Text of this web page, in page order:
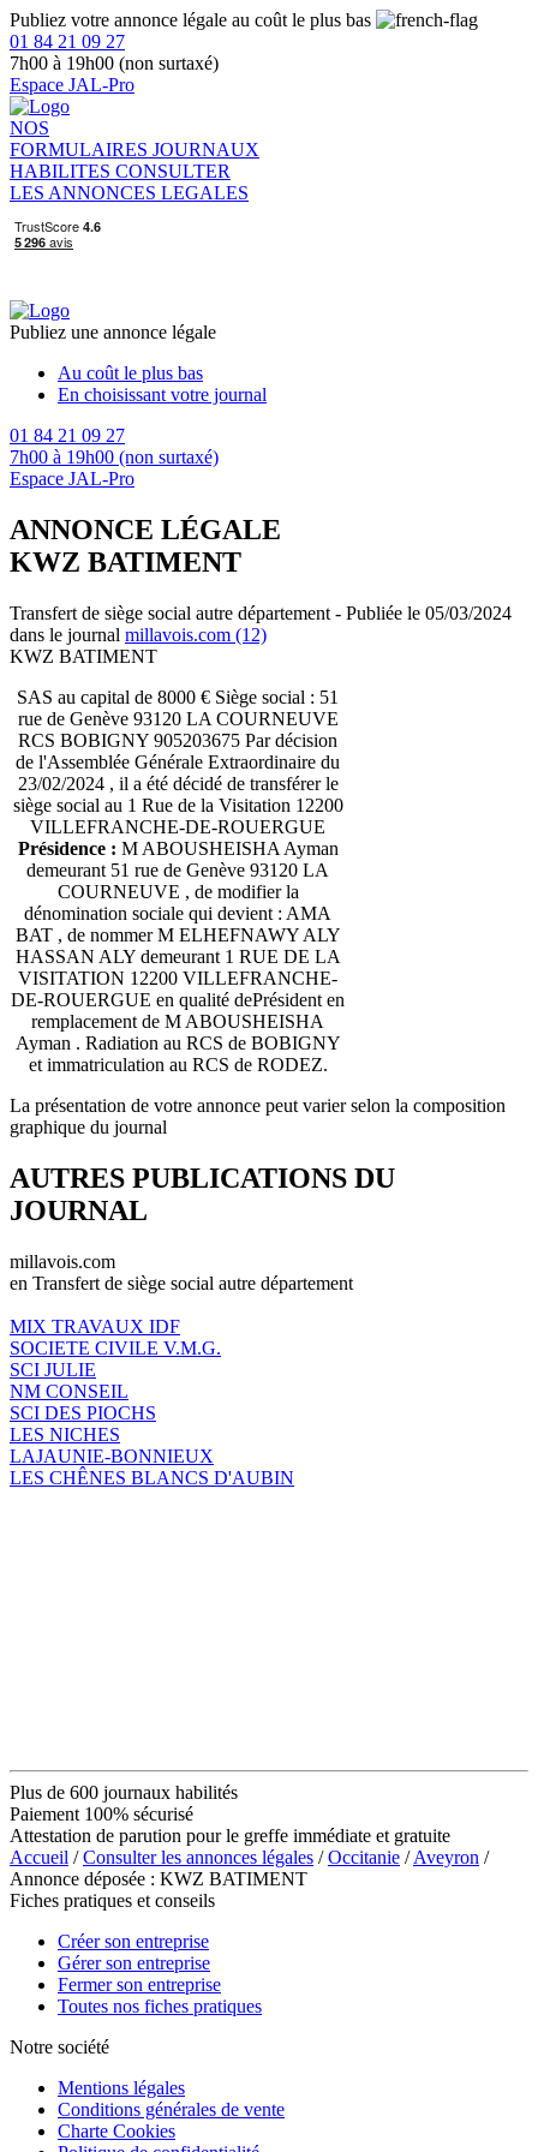
Publiez votre annonce légale au coût le plus bas
01 84 21 09 27
7h00 à 19h00 (non surtaxé)
Espace JAL-Pro
NOS
FORMULAIRES JOURNAUX
HABILITES CONSULTER
LES ANNONCES LEGALES
Publiez une annonce légale
Au coût le plus bas
En choisissant votre journal
01 84 21 09 27
7h00 à 19h00 (non surtaxé)
Espace JAL-Pro
ANNONCE LÉGALE
KWZ BATIMENT
Transfert de siège social autre département - Publiée le 05/03/2024
dans le journal millavois.com (12)
KWZ BATIMENT
SAS au capital de 8000 € Siège social : 51
rue de Genève 93120 LA COURNEUVE
RCS BOBIGNY 905203675 Par décision
de l'Assemblée Générale Extraordinaire du
23/02/2024 , il a été décidé de transférer le
siège social au 1 Rue de la Visitation 12200
VILLEFRANCHE-DE-ROUERGUE
Présidence : M ABOUSHEISHA Ayman
demeurant 51 rue de Genève 93120 LA
COURNEUVE , de modifier la
dénomination sociale qui devient : AMA
BAT , de nommer M ELHEFNAWY ALY
HASSAN ALY demeurant 1 RUE DE LA
VISITATION 12200 VILLEFRANCHE-
DE-ROUERGUE en qualité dePrésident en
remplacement de M ABOUSHEISHA
Ayman . Radiation au RCS de BOBIGNY
et immatriculation au RCS de RODEZ.
La présentation de votre annonce peut varier selon la composition
graphique du journal
AUTRES PUBLICATIONS DU
JOURNAL
millavois.com
en Transfert de siège social autre département
MIX TRAVAUX IDF
SOCIETE CIVILE V.M.G.
SCI JULIE
NM CONSEIL
SCI DES PIOCHS
LES NICHES
LAJAUNIE-BONNIEUX
LES CHÊNES BLANCS D'AUBIN
Plus de 600 journaux habilités
Paiement 100% sécurisé
Attestation de parution pour le greffe immédiate et gratuite
Accueil /Consulter les annonces légales /Occitanie /Aveyron /
Annonce déposée : KWZ BATIMENT
Fiches pratiques et conseils
Créer son entreprise
Gérer son entreprise
Fermer son entreprise
Toutes nos fiches pratiques
Notre société
Mentions légales
Conditions générales de vente
Charte Cookies